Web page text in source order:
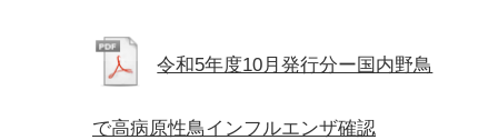
令和5年度10月発行分ー国内野鳥
で高病原性鳥インフルエンザ確認